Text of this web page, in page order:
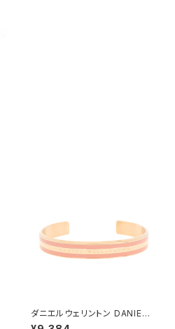
ダニエルウェリントン DANIEL
WELLINGTON バングル ブレ